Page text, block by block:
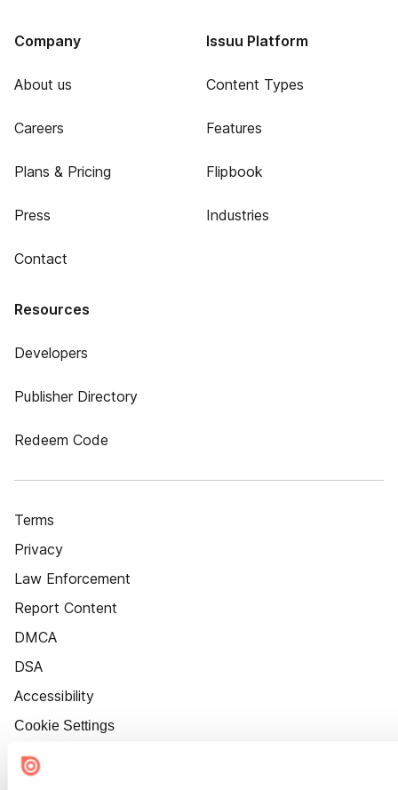
Company
About us
Careers
Plans & Pricing
Press
Contact
Issuu Platform
Content Types
Features
Flipbook
Industries
Resources
Developers
Publisher Directory
Redeem Code
Terms
Privacy
Law Enforcement
Report Content
DMCA
DSA
Accessibility
Cookie Settings